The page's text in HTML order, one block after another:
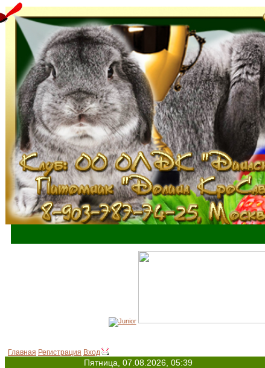
Главная Регистрация Вход
Пятница, 07.08.2026, 05:39